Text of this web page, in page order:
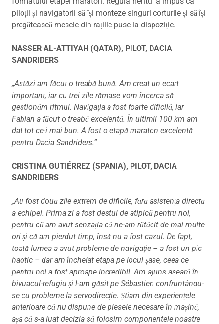
piloții și navigatorii să își monteze singuri corturile și să își
pregătească mesele din rațiile puse la dispoziție.
NASSER AL-ATTIYAH (QATAR), PILOT, DACIA
SANDRIDERS
„Astăzi am făcut o treabă bună. Am creat un ecart
important, iar cu trei zile rămase vom încerca să
gestionăm ritmul. Navigația a fost foarte dificilă, iar
Fabian a făcut o treabă excelentă. În ultimii 100 km am
dat tot ce-i mai bun. A fost o etapă maraton excelentă
pentru Dacia Sandriders.”
CRISTINA GUTIÉRREZ (SPANIA), PILOT, DACIA
SANDRIDERS
„Au fost două zile extrem de dificile, fără asistența directă
a echipei. Prima zi a fost destul de atipică pentru noi,
pentru că am avut senzația că ne-am rătăcit de mai multe
ori și că am pierdut timp, însă nu a fost cazul. De fapt,
toată lumea a avut probleme de navigație – a fost un pic
haotic – dar am încheiat etapa pe locul șase, ceea ce
pentru noi a fost aproape incredibil. Am ajuns aseară în
bivuacul-refugiu și l-am găsit pe Sébastien confruntându-
se cu probleme la servodirecție. Știam din experiențele
anterioare că nu dispune de piesele necesare în mașină,
așa că s-a luat decizia să folosim componentele noastre